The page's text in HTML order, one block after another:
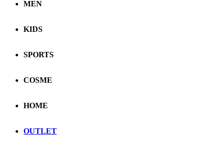
MEN
KIDS
SPORTS
COSME
HOME
OUTLET